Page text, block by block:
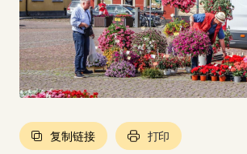
复制链接 打印